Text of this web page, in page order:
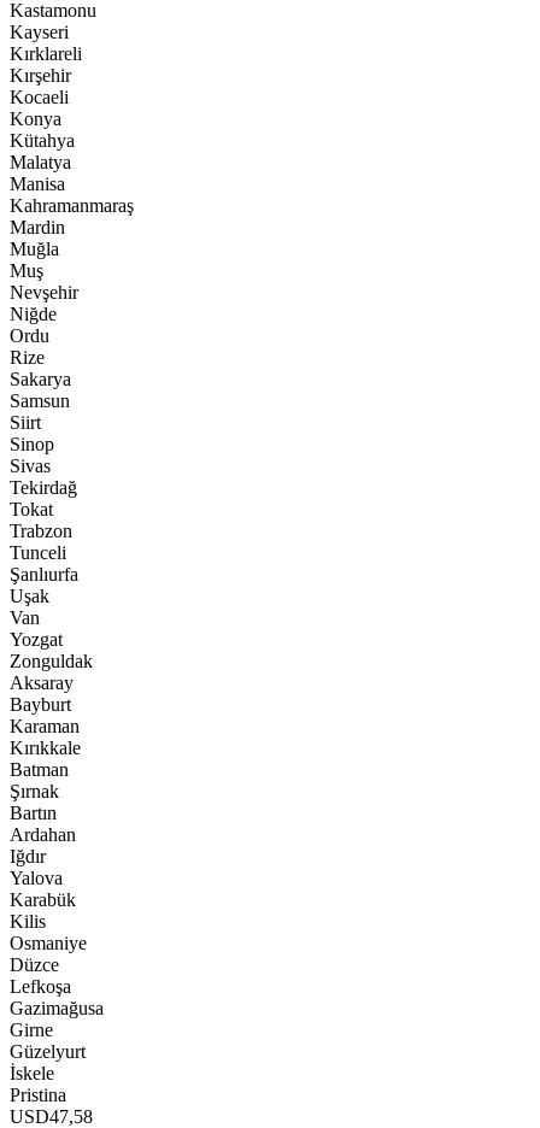
Kastamonu
Kayseri
Kırklareli
Kırşehir
Kocaeli
Konya
Kütahya
Malatya
Manisa
Kahramanmaraş
Mardin
Muğla
Muş
Nevşehir
Niğde
Ordu
Rize
Sakarya
Samsun
Siirt
Sinop
Sivas
Tekirdağ
Tokat
Trabzon
Tunceli
Şanlıurfa
Uşak
Van
Yozgat
Zonguldak
Aksaray
Bayburt
Karaman
Kırıkkale
Batman
Şırnak
Bartın
Ardahan
Iğdır
Yalova
Karabük
Kilis
Osmaniye
Düzce
Lefkoşa
Gazimağusa
Girne
Güzelyurt
İskele
Pristina
USD47,58